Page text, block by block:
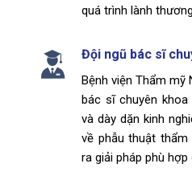
quá trình lành
Đội ngũ bác sĩ
Bệnh viện Thẩm mỹ
bác sĩ chuyên
và dày dặn kinh
về phẫu thuật
ra giải pháp phù